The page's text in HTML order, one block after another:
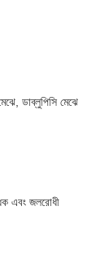
ডাব্লুপিসি মেঝে
এবং জলরোধী